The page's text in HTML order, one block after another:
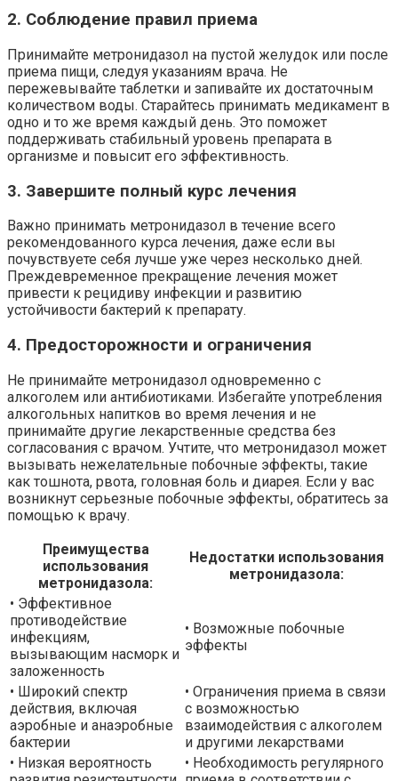
2. Соблюдение правил приема
Принимайте метронидазол на пустой желудок или после
приема пищи, следуя указаниям врача. Не
пережевывайте таблетки и запивайте их достаточным
количеством воды. Старайтесь принимать медикамент в
одно и то же время каждый день. Это поможет
поддерживать стабильный уровень препарата в
организме и повысит его эффективность.
3. Завершите полный курс лечения
Важно принимать метронидазол в течение всего
рекомендованного курса лечения, даже если вы
почувствуете себя лучше уже через несколько дней.
Преждевременное прекращение лечения может
привести к рецидиву инфекции и развитию
устойчивости бактерий к препарату.
4. Предосторожности и ограничения
Не принимайте метронидазол одновременно с
алкоголем или антибиотиками. Избегайте употребления
алкогольных напитков во время лечения и не
принимайте другие лекарственные средства без
согласования с врачом. Учтите, что метронидазол может
вызывать нежелательные побочные эффекты, такие
как тошнота, рвота, головная боль и диарея. Если у вас
возникнут серьезные побочные эффекты, обратитесь за
помощью к врачу.
Преимущества
использования
метронидазола:
Недостатки использования
метронидазола:
• Эффективное
противодействие
инфекциям,
вызывающим насморк и
заложенность
• Возможные побочные
эффекты
• Широкий спектр
действия, включая
аэробные и анаэробные
бактерии
• Ограничения приема в связи
с возможностью
взаимодействия с алкоголем
и другими лекарствами
• Низкая вероятность
• Необходимость регулярного